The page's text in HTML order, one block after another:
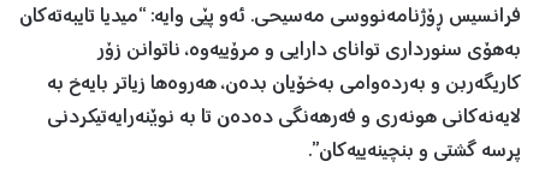
فرانسیس ڕۆژنامەنووسی مەسیحی. ئەو پێی وایە: “میدیا تایبەتەکان
بەهۆی سنورداری توانای دارایی و مرۆییەوە، ناتوانن زۆر
کاریگەربن و بەردەوامی بەخۆیان بدەن، هەروەها زیاتر بایەخ بە
لایەنەکانی هونەری و فەرهەنگی دەدەن تا بە نوێنەرایەتیکردنی
پرسە گشتی و بنچینەییەکان”.